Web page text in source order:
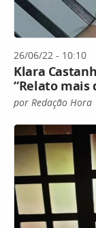
26/06/22 - 10:10
Klara
“Relato mais
por Redação Hora